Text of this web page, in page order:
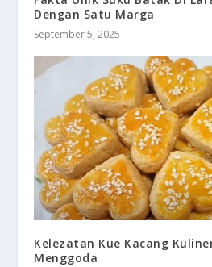
Dengan Satu Marga
September 5, 2025
Kelezatan Kue Kacang
Menggoda